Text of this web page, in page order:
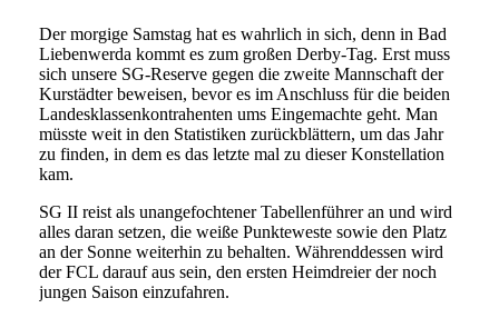
Der morgige Samstag hat es wahrlich in sich, denn in Bad
Liebenwerda kommt es zum großen Derby-Tag. Erst muss
sich unsere SG-Reserve gegen die zweite Mannschaft der
Kurstädter beweisen, bevor es im Anschluss für die beiden
Landesklassenkontrahenten ums Eingemachte geht. Man
müsste weit in den Statistiken zurückblättern, um das Jahr
zu finden, in dem es das letzte mal zu dieser Konstellation
kam.
SG II reist als unangefochtener Tabellenführer an und wird
alles daran setzen, die weiße Punkteweste sowie den Platz
an der Sonne weiterhin zu behalten. Währenddessen wird
der FCL darauf aus sein, den ersten Heimdreier der noch
jungen Saison einzufahren.